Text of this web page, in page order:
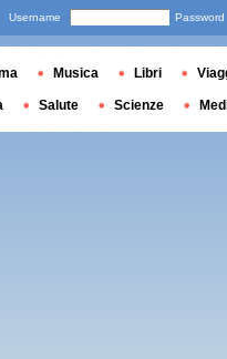
Username Password
Musica Libri
Salute Scienze